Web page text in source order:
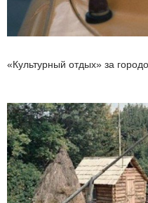
«Культурный отдых» за